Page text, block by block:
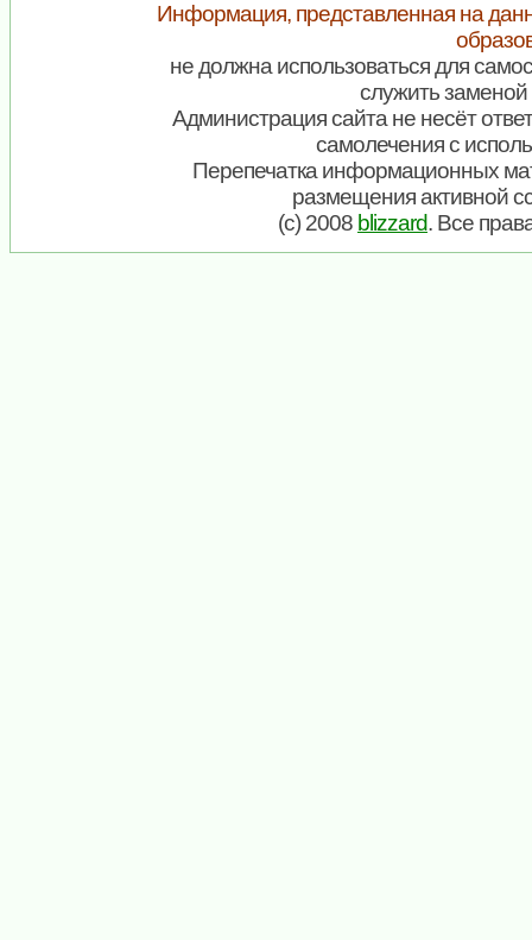
Информация, представленная на
не должна использоваться для
служить заменой
Администрация сайта не несёт
самолечения с
Перепечатка информационных
размещения активной
(c) 2008 blizzard. Все